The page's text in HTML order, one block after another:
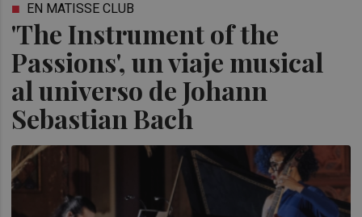
'The Instrument of the
Passions', un viaje musical
al universo de Johann
Sebastian Bach
EN MATISSE CLUB